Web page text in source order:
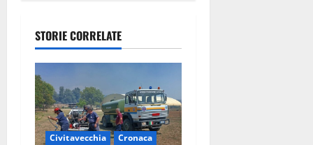
n
e
a
r
STORIE CORRELATE
Civitavecchia Cronaca